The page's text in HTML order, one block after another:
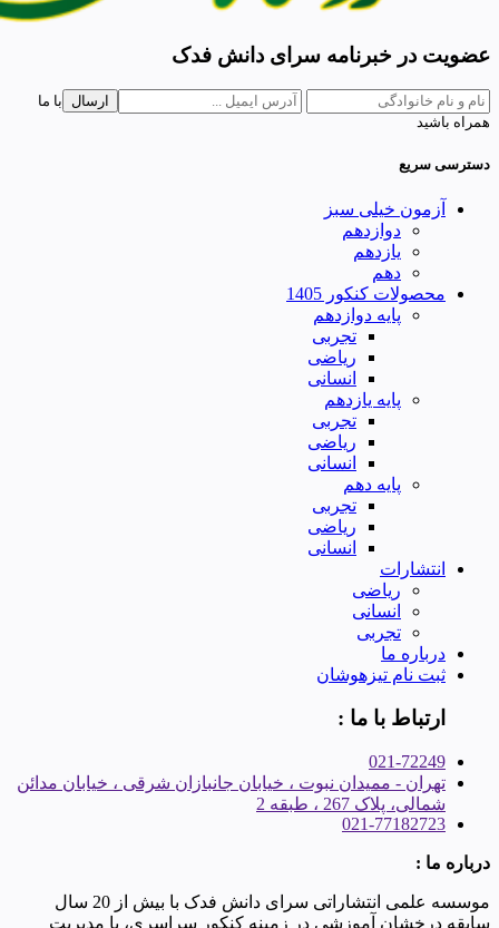
عضویت در خبرنامه سرای دانش فدک
ارسال
با ما
همراه باشید
دسترسی سریع
آزمون خیلی سبز
دوازدهم
یازدهم
دهم
محصولات کنکور 1405
پایه دوازدهم
تجربی
ریاضی
انسانی
پایه یازدهم
تجربی
ریاضی
انسانی
پایه دهم
تجربی
ریاضی
انسانی
انتشارات
ریاضی
انسانی
تجربی
درباره ما
ثبت نام تیزهوشان
ارتباط با ما :
021-72249
تهران - ممیدان نبوت ، خیابان جانبازان شرقی ، خیابان مدائن
شمالی، پلاک 267 ، طبقه 2
021-77182723
درباره ما :
موسسه علمی انتشاراتی سرای دانش فدک با بیش از 20 سال
سابقه درخشان آموزشی در زمینه کنکور سراسری، با مدیریت